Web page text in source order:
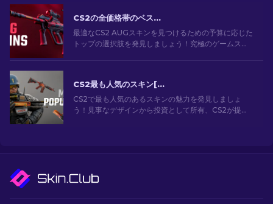
CS2の全価格帯のベストAUGスキン[2026]
最適なCS2 AUGスキンを見つけるための予算に応じた
トップの選択肢を発見しましょう！究極のゲームスタ
CS2最も人気のスキン[2026]
CS2で最も人気のあるスキンの魅力を発見しましょ
う！見事なデザインから投資として所有、CS2が提供